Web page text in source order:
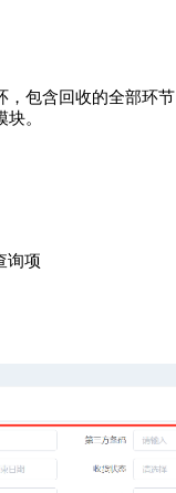
包含回收的全部环
。
询项